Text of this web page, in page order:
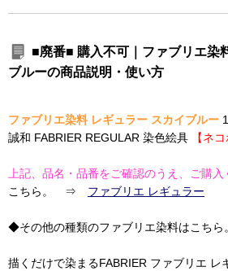
■廃番■ 購入不可｜ファブリエ染
ブルーの商品説明・使い方
ファブリエ染料 レギュラー スカイブルー
誠和 FABRIER REGULAR 染色絵具
【ネ
上記、品名・品番をご確認のうえ、ご購入
こちら。 ⇒ ファブリエ レギュラー
◆その他の種類のファブリエ染料はこ
描くだけで染まるFABRIER ファブリエ レ